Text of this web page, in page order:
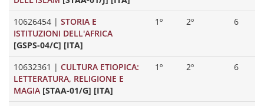
10626454 | STORIA E
ISTITUZIONI DELL'AFRICA
[GSPS-04/C] [ITA]
1º 2º 6
10632361 | CULTURA ETIOPICA:
LETTERATURA, RELIGIONE E
MAGIA [STAA-01/G] [ITA]
1º 2º 6